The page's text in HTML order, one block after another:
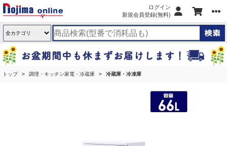
ログイン
新規会員登録(無料)
トップ 調理・キッチン家電・冷蔵庫 冷蔵庫・冷凍庫